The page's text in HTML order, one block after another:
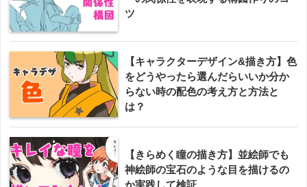
ツ
【キャラクターデザイン&描き方】色
をどうやったら選んだらいいか分か
らない時の配色の考え方と方法と
は？
【きらめく瞳の描き方】並絵師でも
神絵師の宝石のような目を描けるの
か実践して検証